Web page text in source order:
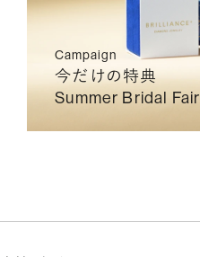
Campaign
今だけの特典
Summer Bridal Fair